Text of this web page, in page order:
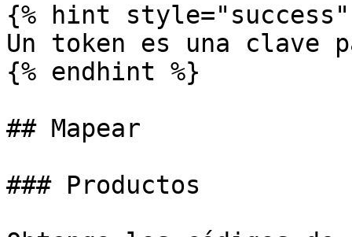
{% hint style="success"
Un token es una clave
{% endhint %}
## Mapear
### Productos